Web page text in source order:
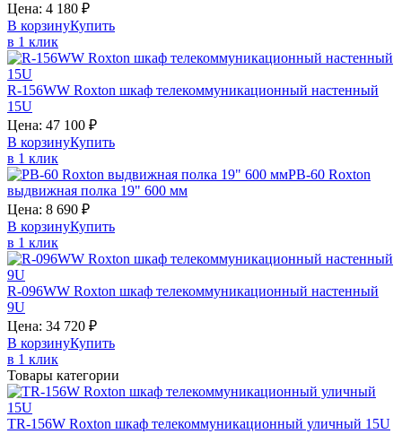
Цена: 4 180 ₽
В корзинуКупить
в 1 клик
R-156WW Roxton шкаф телекоммуникационный настенный
15U
Цена: 47 100 ₽
В корзинуКупить
в 1 клик
PB-60 Roxton
выдвижная полка 19" 600 мм
Цена: 8 690 ₽
В корзинуКупить
в 1 клик
R-096WW Roxton шкаф телекоммуникационный настенный
9U
Цена: 34 720 ₽
В корзинуКупить
в 1 клик
Товары категории
TR-156W Roxton шкаф телекоммуникационный уличный 15U